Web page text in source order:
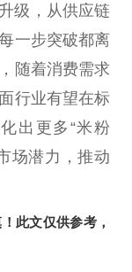
级，从供应链
一步突破都离
随着消费需求
行业有望在标
出更多“米粉
场潜力，推动
此文仅供参考，